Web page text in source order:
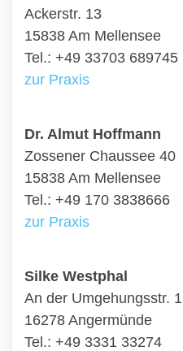
Ackerstr. 13
15838 Am Mellensee
Tel.: +49 33703 689745
zur Praxis
Dr. Almut Hoffmann
Zossener Chaussee 40
15838 Am Mellensee
Tel.: +49 170 3838666
zur Praxis
Silke Westphal
An der Umgehungsstr. 1
16278 Angermünde
Tel.: +49 3331 33274